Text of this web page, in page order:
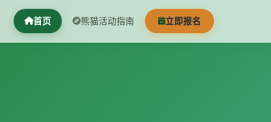
首页 熊猫活动指南 立即报名